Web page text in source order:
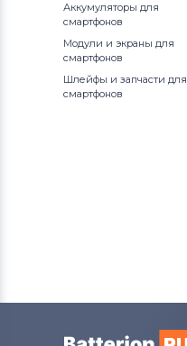
Аккумуляторы для
смартфонов
Модули и экраны для
смартфонов
Шлейфы и запчасти для
смартфонов